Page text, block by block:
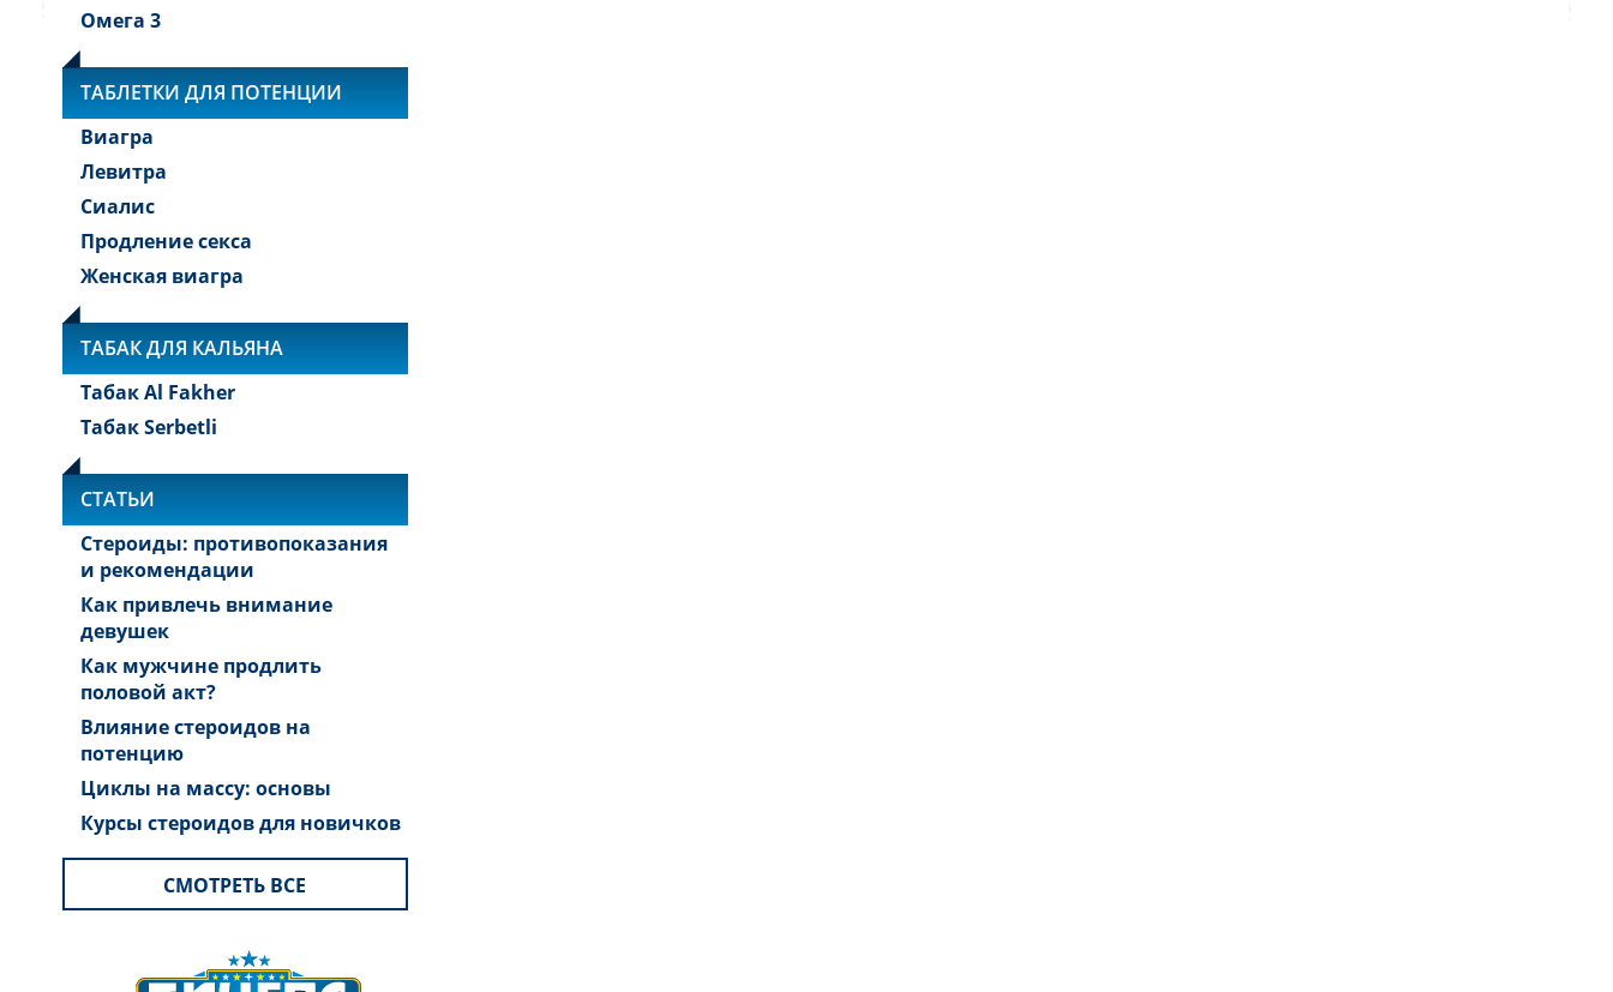
Омега 3
ТАБЛЕТКИ ДЛЯ ПОТЕНЦИИ
Виагра
Левитра
Сиалис
Продление секса
Женская виагра
ТАБАК ДЛЯ КАЛЬЯНА
Табак Al Fakher
Табак Serbetli
СТАТЬИ
Стероиды: противопоказания
и рекомендации
Как привлечь внимание
девушек
Как мужчине продлить
половой акт?
Влияние стероидов на
потенцию
Циклы на массу: основы
Курсы стероидов для новичков
СМОТРЕТЬ ВСЕ